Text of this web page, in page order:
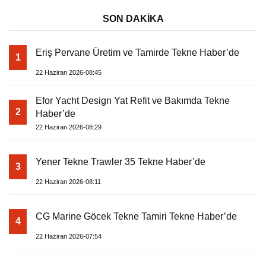
SON DAKİKA
1 Eriş Pervane Üretim ve Tamirde Tekne Haber’de
22 Haziran 2026-08:45
2
Efor Yacht Design Yat Refit ve Bakımda Tekne
Haber’de
22 Haziran 2026-08:29
3 Yener Tekne Trawler 35 Tekne Haber’de
22 Haziran 2026-08:11
4 CG Marine Göcek Tekne Tamiri Tekne Haber’de
22 Haziran 2026-07:54